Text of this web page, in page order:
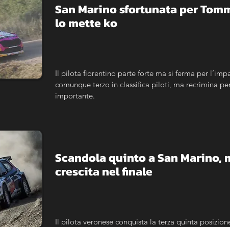
San Marino sfortunata per
lo mette ko
Il pilota fiorentino parte forte ma si ferma per
comunque terzo in classifica piloti, ma recrimina
importante.
Scandola quinto a San Marino,
crescita nel finale
Il pilota veronese conquista la terza quinta